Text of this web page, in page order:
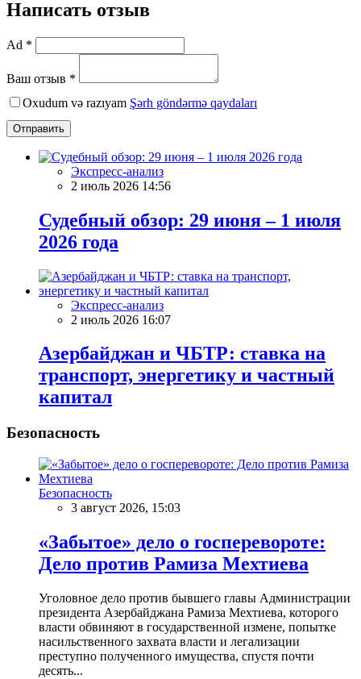
Написать отзыв
Ad *
Ваш отзыв *
Oxudum və razıyam Şərh göndərmə qaydaları
Отправить
Экспресс-анализ
2 июль 2026 14:56
Судебный обзор: 29 июня – 1 июля
2026 года
Экспресс-анализ
2 июль 2026 16:07
Азербайджан и ЧБТР: ставка на
транспорт, энергетику и частный
капитал
Безопасность
Безопасность
3 август 2026, 15:03
«Забытое» дело о госперевороте:
Дело против Рамиза Мехтиева
Уголовное дело против бывшего главы Администрации
президента Азербайджана Рамиза Мехтиева, которого
власти обвиняют в государственной измене, попытке
насильственного захвата власти и легализации
преступно полученного имущества, спустя почти
десять...